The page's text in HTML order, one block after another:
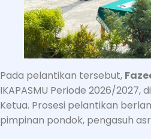
Pada pelantikan tersebut,
IKAPASMU Periode 2026/2027,
Ketua. Prosesi pelantikan
pimpinan pondok, pengasuh